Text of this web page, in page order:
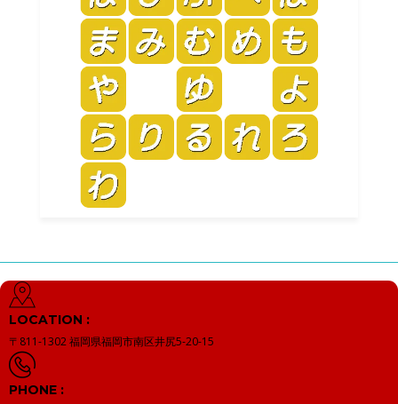
LOCATION :
〒811-1302福岡県福岡市南区井尻5-20-15
PHONE :